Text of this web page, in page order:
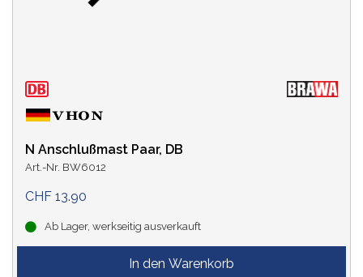
N Anschlußmast Paar, DB
Art.-Nr. BW6012
CHF 13.90
Ab Lager, werkseitig ausverkauft